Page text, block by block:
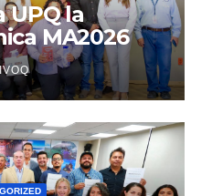
UPQ la
MA2026